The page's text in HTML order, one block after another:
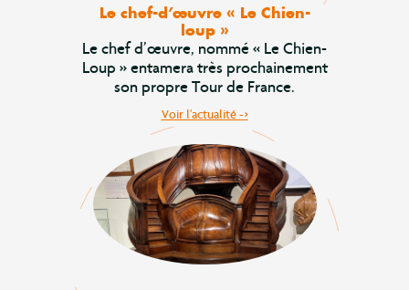
Le chef-d’œuvre « Le Chien-
loup »
Le chef d’œuvre, nommé « Le Chien-
Loup » entamera très prochainement
son propre Tour de France.
Voir l'actualité ->